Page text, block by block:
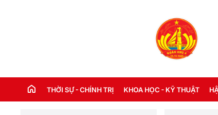
THỜI SỰ - CHÍNH TRỊ KHOA HỌC - KỸ THUẬT